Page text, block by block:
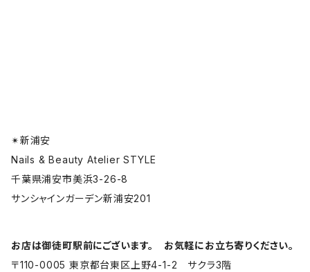
✴︎新浦安
Nails & Beauty Atelier STYLE
千葉県浦安市美浜3-26-8
サンシャインガーデン新浦安201
お店は御徒町駅前にございます。 お気軽にお立ち寄りください。
〒110-0005 東京都台東区上野4-1-2 サクラ3階